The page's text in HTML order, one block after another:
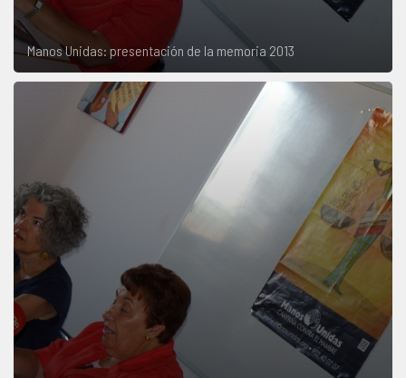
Manos Unidas: presentación de la memoria 2013